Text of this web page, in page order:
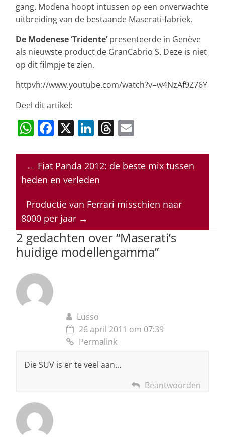
gang. Modena hoopt intussen op een onverwachte
uitbreiding van de bestaande Maserati-fabriek.
De Modenese ‘Tridente’presenteerde in Genève
als nieuwste product de GranCabrio S. Deze is niet
op dit filmpje te zien.
httpvh://www.youtube.com/watch?v=w4NzAf9Z76Y
Deel dit artikel:
W
h
at
s
p
p
F
a
c
e
o
o
k
X Li
n
k
e
n
T
h
re
a
s
ai
l
← Fiat Panda 2012: de beste mix tussen
heden en verleden
Productie van Ferrari misschien naar
8000 per jaar →
2 gedachten over “Maserati’s
huidige modellengamma”
Lusso
26 april 2011 om 07:39
Permalink
Die SUV is er te veel aan…
Beantwoorden